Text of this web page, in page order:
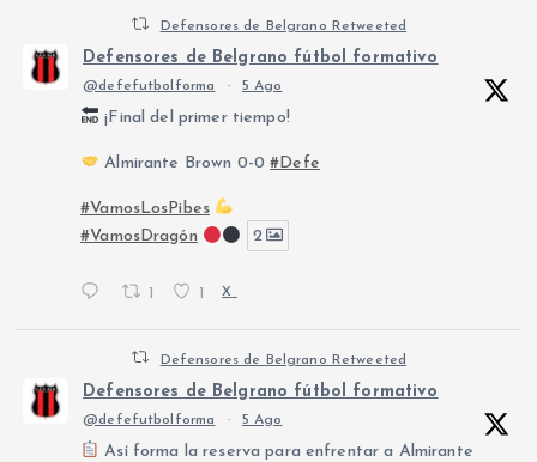
Defensores de Belgrano Retweeted
Defensores de Belgrano fútbol formativo
@defefutbolforma · 5 Ago
¡Final del primer tiempo!
Almirante Brown 0-0#Defe
#VamosLosPibes
#VamosDragón
2
1 1 X
Defensores de Belgrano Retweeted
Defensores de Belgrano fútbol formativo
@defefutbolforma · 5 Ago
Así forma la reserva para enfrentar a Almirante